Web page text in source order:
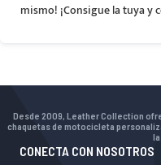
mismo! ¡Consigue la tuya y
Desde 2009, Leather Collection
chaquetas de motocicleta
CONECTA CON NOSOTROS